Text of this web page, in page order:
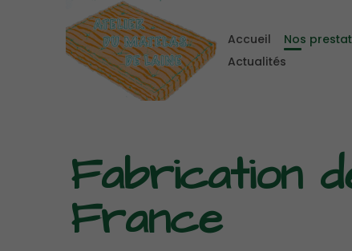
Accueil Nos
Actualités
Fabrication
France